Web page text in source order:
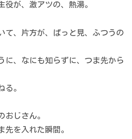
役が、激アツの、熱湯。
て、片方が、ぱっと見、ふつうの
に、なにも知らずに、つま先から
る。
おじさん。
先を入れた瞬間。